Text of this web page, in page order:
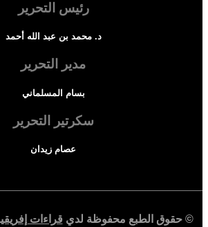
رئيس التحرير
د. محمد بن عبد الله أحمد
مدير التحرير
بسام المسلماني
سكرتير التحرير
عصام زيدان
© حقوق الطبع محفوظة لدي قراءات